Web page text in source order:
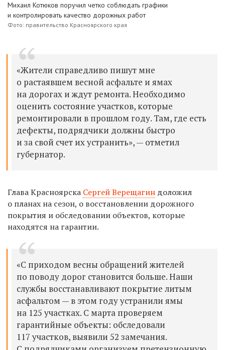
Михаил Котюков поручил четко соблюдать графики
и контролировать качество дорожных работ
Фото: правительство Красноярского края
«Жители справедливо пишут мне
о растаявшем весной асфальте и ямах
на дорогах и ждут ремонта. Необходимо
оценить состояние участков, которые
ремонтировали в прошлом году. Там, где есть
дефекты, подрядчики должны быстро
и за свой счет их устранить», — отметил
губернатор.
Глава Красноярска Сергей Верещагин доложил
о планах на сезон, о восстановлении дорожного
покрытия и обследовании объектов, которые
находятся на гарантии.
«С приходом весны обращений жителей
по поводу дорог становится больше. Наши
службы восстанавливают покрытие литым
асфальтом — в этом году устранили ямы
на 125 участках. С марта проверяем
гарантийные объекты: обследовали
117 участков, выявили 52 замечания.